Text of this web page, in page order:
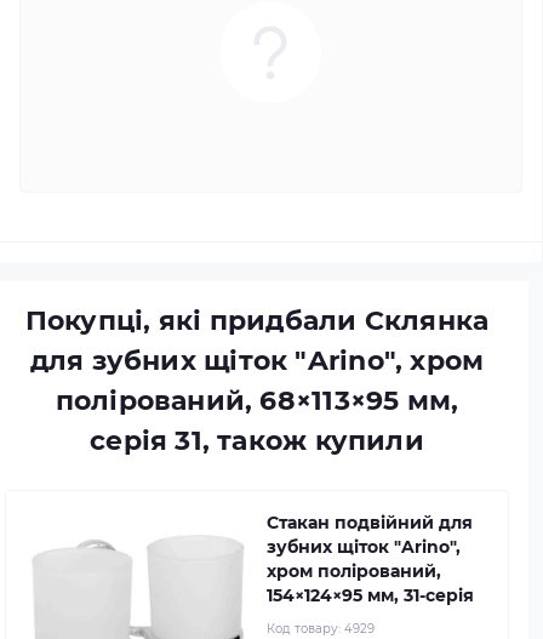
Покупці, які придбали Склянка
для зубних щіток "Arino", хром
полірований, 68×113×95 мм,
серія 31, також купили
Стакан подвійний для
зубних щіток "Arino",
хром полірований,
154×124×95 мм, 31-серія
Код товару: 4929